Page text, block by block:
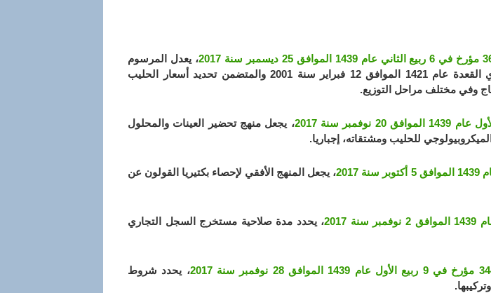
، يعدل المرسوم
التنفيذي رقم 01-50 المؤرخ في 18 ذي القعدة عام 1421 الموافق 12 فبراير سنة 2001 والمتضمن تحديد أسعار الحليب
وفي مختلف مراحل التوزيع.
سنة 2017
، يجعل منهج تحضير العينات والمحلول
للحليب ومشتقاته، إجباريا.
، يجعل المنهج الأفقي لإحصاء بكتيريا القولون عن
، يحدد مدة صلاحية مستخرج السجل التجاري
، يحدد شروط